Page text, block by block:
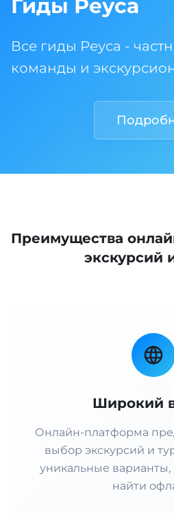
Гиды Реуса
Все гиды Реуса -
команды и
Преимущества
экскурсий
Широкий
Онлайн-платформа
выбор экскурсий и
уникальные
найти